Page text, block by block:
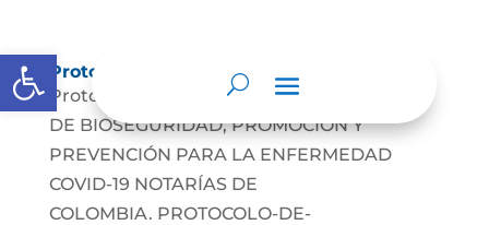
Abrir barra de herramientas
Protocolos de Atención
Protocolo atención COVID-19 PROTOCOLO
DE BIOSEGURIDAD, PROMOCIÓN Y
PREVENCIÓN PARA LA ENFERMEDAD
COVID-19 NOTARÍAS DE
COLOMBIA. PROTOCOLO-DE-